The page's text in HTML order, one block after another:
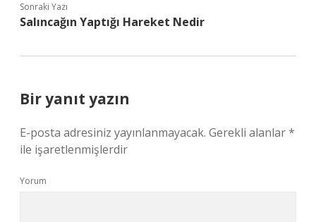
Sonraki Yazı
Salıncağın Yaptığı Hareket Nedir
Bir yanıt yazın
E-posta adresiniz yayınlanmayacak. Gerekli alanlar*
ile işaretlenmişlerdir
Yorum